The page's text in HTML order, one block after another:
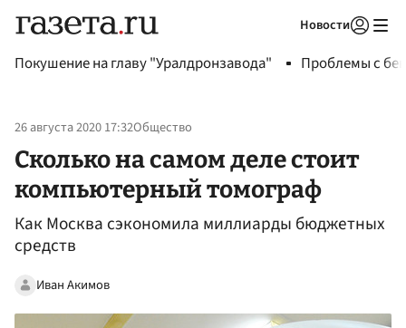
Новости
Покушение на главу "Уралдронзавода" Проблемы с
26 августа 2020 17:32Общество
Сколько на самом деле стоит
компьютерный томограф
Как Москва сэкономила миллиарды бюджетных
средств
Иван Акимов